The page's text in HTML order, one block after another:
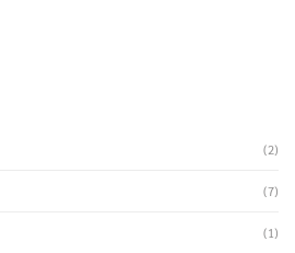
(2)
(7)
(1)